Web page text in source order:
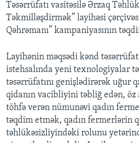
Təsərrüfatı vasitəsilə Ərzaq
Təkmilləşdirmək” layihəsi
Qəhrəmanı” kampaniyasının
Layihənin məqsədi kənd
istehsalında yeni texnologiyalar
təsərrüfatını genişlədirərək uğur
qidanın vacibliyini təbliğ edən, öz
töhfə verən nümunəvi qadın
təqdim etmək, qadın fermerlərin
təhlükəsizliyindəki rolunu